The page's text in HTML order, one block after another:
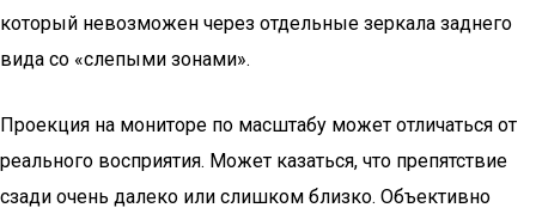
который невозможен через отдельные зеркала заднего
вида со «слепыми зонами».
Проекция на мониторе по масштабу может отличаться от
реального восприятия. Может казаться, что препятствие
сзади очень далеко или слишком близко. Объективно